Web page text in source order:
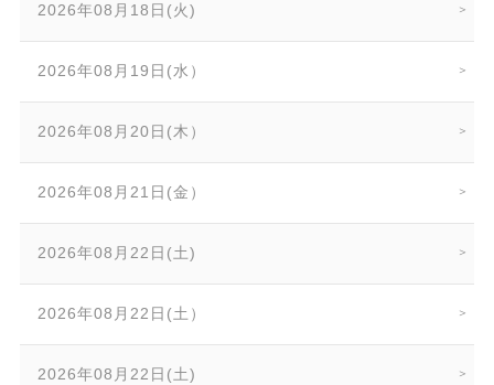
2026年08月18日(火)
2026年08月19日(水）
2026年08月20日(木）
2026年08月21日(金）
2026年08月22日(土)
2026年08月22日(土）
2026年08月22日(土)